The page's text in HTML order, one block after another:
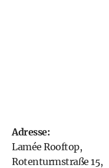
Adresse:
Lamée Rooftop,
Rotenturmstraße 15,